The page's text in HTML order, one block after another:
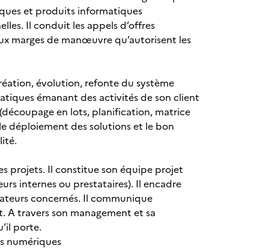
et produits informatiques
Il conduit les appels d’offres
marges de manœuvre qu’autorisent les
évolution, refonte du système
émanant des activités de son client
en lots, planification, matrice
déploiement des solutions et le bon
projets. Il constitue son équipe projet
internes ou prestataires). Il encadre
concernés. Il communique
A travers son management et sa
porte.
numériques